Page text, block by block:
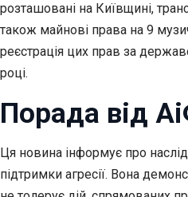
розташовані на Київщині,
також майнові права на 9
реєстрація цих прав за
році.
Порада від
Ця новина інформує про
підтримки агресії. Вона